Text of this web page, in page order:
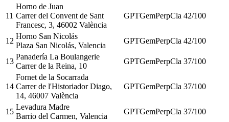
11
Horno de Juan
Carrer del Convent de Sant
Francesc, 3, 46002 València
GPTGemPerpCla 42/100
12
Horno San Nicolás
Plaza San Nicolás, Valencia
GPTGemPerpCla 42/100
13
Panadería La Boulangerie
Carrer de la Reina, 10
GPTGemPerpCla 37/100
14
Fornet de la Socarrada
Carrer de l'Historiador Diago,
14, 46007 València
GPTGemPerpCla 37/100
15
Levadura Madre
Barrio del Carmen, Valencia
GPTGemPerpCla 37/100